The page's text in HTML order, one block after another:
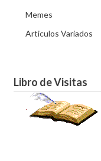
Memes
Articulos Variados
Libro de Visitas